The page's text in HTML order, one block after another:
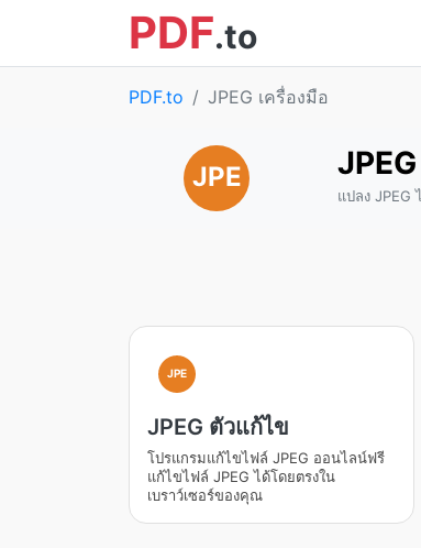
PDF.to
PDF.to JPEG เครื่องมือ
JPE
แปลง JPEG
JPE
JPEG ตัวแก้ไข
โปรแกรมแก้ไขไฟล์ JPEG ออนไลน์ฟรี
แก้ไขไฟล์ JPEG ได้โดยตรงใน
เบราว์เซอร์ของคุณ